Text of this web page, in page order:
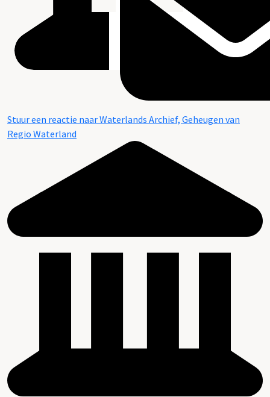
Stuur een reactie naar Waterlands Archief, Geheugen van
Regio Waterland